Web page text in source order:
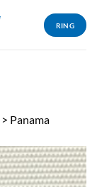
RING
> Panama